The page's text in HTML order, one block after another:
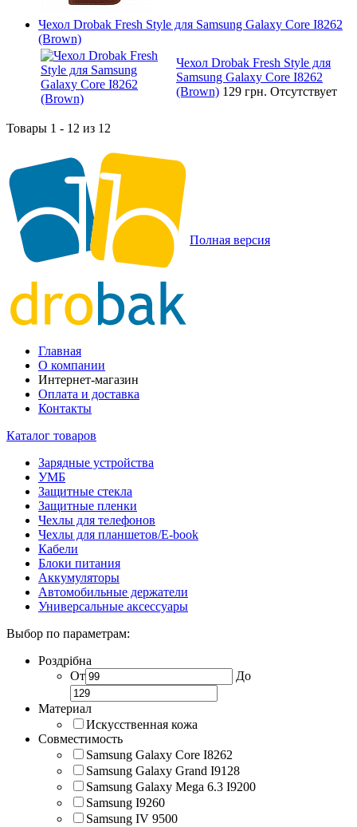
Чехол Drobak Fresh Style для Samsung Galaxy Core I8262
(Brown)
Чехол Drobak Fresh Style для
Samsung Galaxy Core I8262
(Brown) 129 грн. Отсутствует
Товары 1 - 12 из 12
Полная версия
Главная
О компании
Интернет-магазин
Оплата и доставка
Контакты
Каталог товаров
Зарядные устройства
УМБ
Защитные стекла
Защитные пленки
Чехлы для телефонов
Чехлы для планшетов/E-book
Кабели
Блоки питания
Аккумуляторы
Автомобильные держатели
Универсальные аксессуары
Выбор по параметрам:
Роздрібна
От
До
Материал
Искусственная кожа
Совместимость
Samsung Galaxy Core I8262
Samsung Galaxy Grand I9128
Samsung Galaxy Mega 6.3 I9200
Samsung I9260
Samsung IV 9500